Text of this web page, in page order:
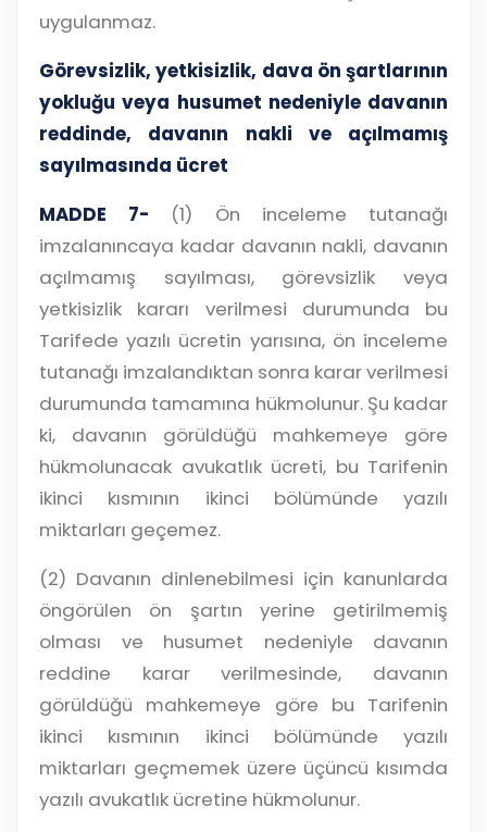
uygulanmaz.
Görevsizlik, yetkisizlik, dava ön şartlarının
yokluğu veya husumet nedeniyle davanın
reddinde, davanın nakli ve açılmamış
sayılmasında ücret
MADDE 7- (1) Ön inceleme tutanağı
imzalanıncaya kadar davanın nakli, davanın
açılmamış sayılması, görevsizlik veya
yetkisizlik kararı verilmesi durumunda bu
Tarifede yazılı ücretin yarısına, ön inceleme
tutanağı imzalandıktan sonra karar verilmesi
durumunda tamamına hükmolunur. Şu kadar
ki, davanın görüldüğü mahkemeye göre
hükmolunacak avukatlık ücreti, bu Tarifenin
ikinci kısmının ikinci bölümünde yazılı
miktarları geçemez.
(2) Davanın dinlenebilmesi için kanunlarda
öngörülen ön şartın yerine getirilmemiş
olması ve husumet nedeniyle davanın
reddine karar verilmesinde, davanın
görüldüğü mahkemeye göre bu Tarifenin
ikinci kısmının ikinci bölümünde yazılı
miktarları geçmemek üzere üçüncü kısımda
yazılı avukatlık ücretine hükmolunur.